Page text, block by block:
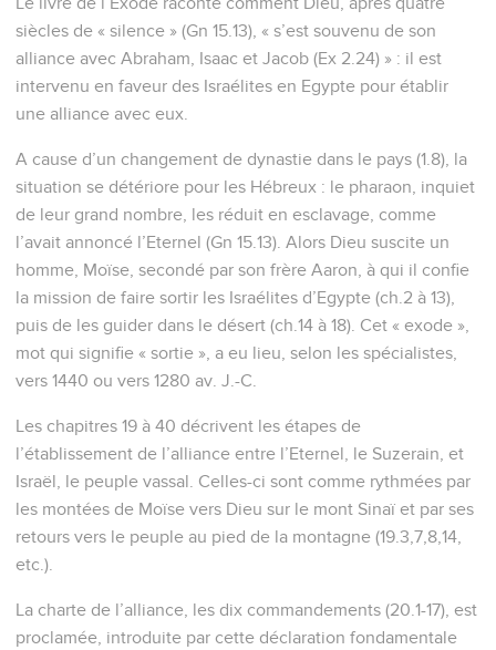
siècles de « silence » (Gn 15.13), « s’est souvenu de son
alliance avec Abraham, Isaac et Jacob (Ex 2.24) » : il est
intervenu en faveur des Israélites en Egypte pour établir
une alliance avec eux.
A cause d’un changement de dynastie dans le pays (1.8), la
situation se détériore pour les Hébreux : le pharaon, inquiet
de leur grand nombre, les réduit en esclavage, comme
l’avait annoncé l’Eternel (Gn 15.13). Alors Dieu suscite un
homme, Moïse, secondé par son frère Aaron, à qui il confie
la mission de faire sortir les Israélites d’Egypte (ch.2 à 13),
puis de les guider dans le désert (ch.14 à 18). Cet « exode »,
mot qui signifie « sortie », a eu lieu, selon les spécialistes,
vers 1440 ou vers 1280 av. J.-C.
Les chapitres 19 à 40 décrivent les étapes de
l’établissement de l’alliance entre l’Eternel, le Suzerain, et
Israël, le peuple vassal. Celles-ci sont comme rythmées par
les montées de Moïse vers Dieu sur le mont Sinaï et par ses
retours vers le peuple au pied de la montagne (19.3,7,8,14,
etc.).
La charte de l’alliance, les dix commandements (20.1-17), est
proclamée, introduite par cette déclaration fondamentale